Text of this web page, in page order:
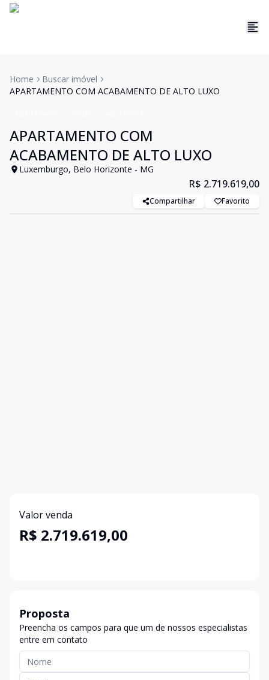
Home
Buscar imóvel
APARTAMENTO COM ACABAMENTO DE ALTO LUXO
APARTAMENTO COM
ACABAMENTO DE ALTO LUXO
Luxemburgo, Belo Horizonte - MG
R$ 2.719.619,00
Compartilhar Favorito
Valor venda
R$ 2.719.619,00
Proposta
Preencha os campos para que um de nossos especialistas
entre em contato